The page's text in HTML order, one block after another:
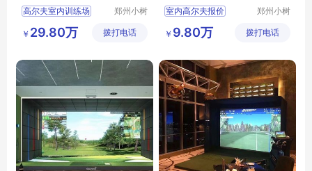
待设备
高尔夫室内训练场
室内高尔夫模拟器报价
室内高尔夫的价
郑州小树
有限公司
￥ 29.80万 拨打电话
换
室内高尔夫报价
单屏高尔夫
高尔夫室内模拟器
郑州小树
有限公司
￥ 9.80万 拨打电话